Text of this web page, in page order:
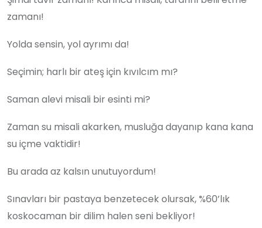
zamanı!
Yolda sensin, yol ayrımı da!
Seçimin; harlı bir ateş için kıvılcım mı?
Saman alevi misali bir esinti mi?
Zaman su misali akarken, musluğa dayanıp kana kana
su içme vaktidir!
Bu arada az kalsın unutuyordum!
Sınavları bir pastaya benzetecek olursak, %60’lık
koskocaman bir dilim halen seni bekliyor!